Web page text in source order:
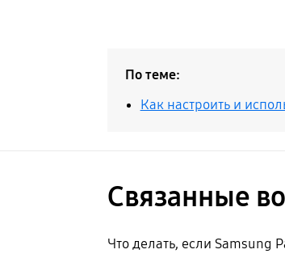
По теме:
Как настроить и
Связанные
Что делать, если Samsung